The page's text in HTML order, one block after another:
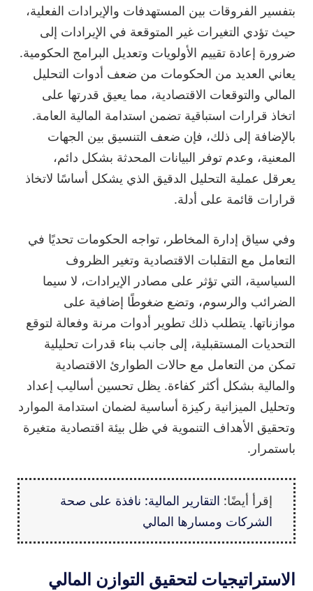
بتفسير الفروقات بين المستهدفات والإيرادات الفعلية،
حيث تؤدي التغيرات غير المتوقعة في الإيرادات إلى
ضرورة إعادة تقييم الأولويات وتعديل البرامج الحكومية.
يعاني العديد من الحكومات من ضعف أدوات التحليل
المالي والتوقعات الاقتصادية، مما يعيق قدرتها على
اتخاذ قرارات استباقية تضمن استدامة المالية العامة.
بالإضافة إلى ذلك، فإن ضعف التنسيق بين الجهات
المعنية، وعدم توفر البيانات المحدثة بشكل دائم،
يعرقل عملية التحليل الدقيق الذي يشكل أساسًا لاتخاذ
قرارات قائمة على أدلة.
وفي سياق إدارة المخاطر، تواجه الحكومات تحديًا في
التعامل مع التقلبات الاقتصادية وتغير الظروف
السياسية، التي تؤثر على مصادر الإيرادات، لا سيما
الضرائب والرسوم، وتضع ضغوطًا إضافية على
موازناتها. يتطلب ذلك تطوير أدوات مرنة وفعالة لتوقع
التحديات المستقبلية، إلى جانب بناء قدرات تحليلية
تمكن من التعامل مع حالات الطوارئ الاقتصادية
والمالية بشكل أكثر كفاءة. يظل تحسين أساليب إعداد
وتحليل الميزانية ركيزة أساسية لضمان استدامة الموارد
وتحقيق الأهداف التنموية في ظل بيئة اقتصادية متغيرة
باستمرار.
إقرأ أيضًا: التقارير المالية: نافذة على صحة
الشركات ومسارها المالي
الاستراتيجيات لتحقيق التوازن المالي